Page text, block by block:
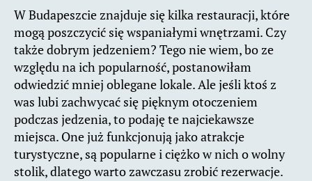
W Budapeszcie znajduje się kilka restauracji, które
mogą poszczycić się wspaniałymi wnętrzami. Czy
także dobrym jedzeniem? Tego nie wiem, bo ze
względu na ich popularność, postanowiłam
odwiedzić mniej oblegane lokale. Ale jeśli ktoś z
was lubi zachwycać się pięknym otoczeniem
podczas jedzenia, to podaję te najciekawsze
miejsca. One już funkcjonują jako atrakcje
turystyczne, są popularne i ciężko w nich o wolny
stolik, dlatego warto zawczasu zrobić rezerwacje.